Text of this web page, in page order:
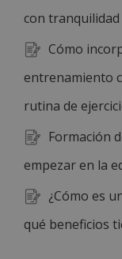
con tranquilidad
Cómo
entrenamiento
rutina de
Formación
empezar en la
¿Cómo es
qué beneficios